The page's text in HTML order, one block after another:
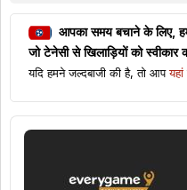
आपका समय बचाने के लिए,
जोटेनेसीसे खिलाड़ियों को स्वीकार
यदि हमने जल्दबाजी की है, तो आपयहां